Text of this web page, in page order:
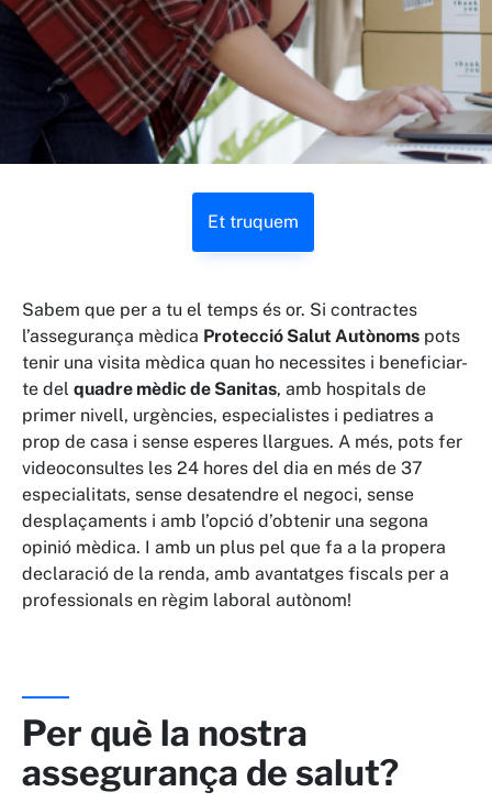
Et truquem
Sabem que per a tu el temps és or. Si contractes
l’assegurança mèdica Protecció Salut Autònoms pots
tenir una visita mèdica quan ho necessites i beneficiar-
te del quadre mèdic de Sanitas, amb hospitals de
primer nivell, urgències, especialistes i pediatres a
prop de casa i sense esperes llargues. A més, pots fer
videoconsultes les 24 hores del dia en més de 37
especialitats, sense desatendre el negoci, sense
desplaçaments i amb l’opció d’obtenir una segona
opinió mèdica. I amb un plus pel que fa a la propera
declaració de la renda, amb avantatges fiscals per a
professionals en règim laboral autònom!
Per què la nostra
assegurança de salut?